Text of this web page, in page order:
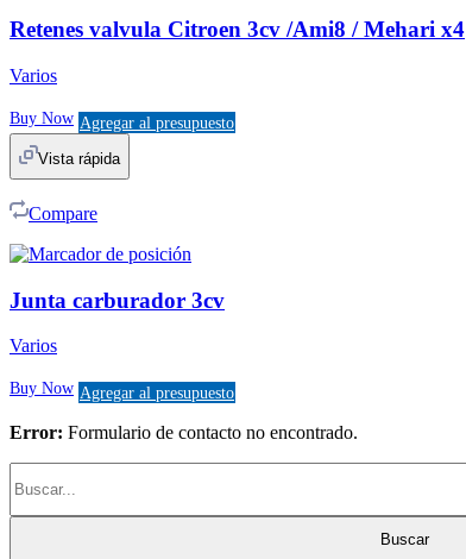
Retenes valvula Citroen 3cv /Ami8 / Mehari x4
Varios
Buy Now Agregar al presupuesto
Vista rápida
Compare
Junta carburador 3cv
Varios
Buy Now Agregar al presupuesto
Error: Formulario de contacto no encontrado.